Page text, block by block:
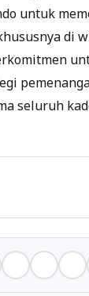
untuk
di
seluruh